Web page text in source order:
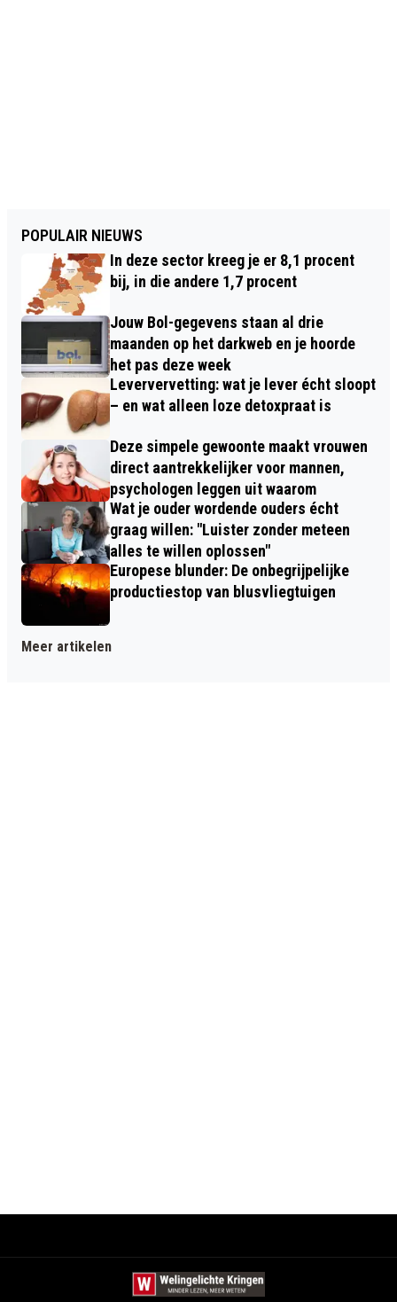
POPULAIR NIEUWS
In deze sector kreeg je er 8,1 procent
bij, in die andere 1,7 procent
Jouw Bol-gegevens staan al drie
maanden op het darkweb en je hoorde
het pas deze week
Leververvetting: wat je lever écht sloopt
– en wat alleen loze detoxpraat is
Deze simpele gewoonte maakt vrouwen
direct aantrekkelijker voor mannen,
psychologen leggen uit waarom
Wat je ouder wordende ouders écht
graag willen: "Luister zonder meteen
alles te willen oplossen"
Europese blunder: De onbegrijpelijke
productiestop van blusvliegtuigen
Meer artikelen